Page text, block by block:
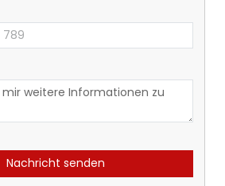
Nachricht senden